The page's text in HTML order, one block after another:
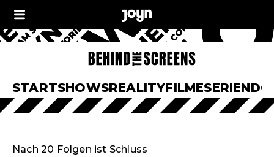
STARTSHOWSREALITYFILMESERIEN
Nach 20 Folgen ist Schluss